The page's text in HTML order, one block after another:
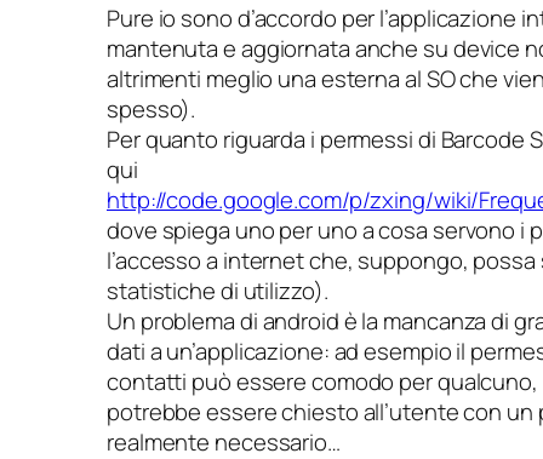
Pure io sono d’accordo per l’applicazione
mantenuta e aggiornata anche su device
altrimenti meglio una esterna al SO che
spesso).
Per quanto riguarda i permessi di Barcode
qui
http://code.google.com/p/zxing/wiki/
dove spiega uno per uno a cosa servono i
l’accesso a internet che, suppongo, possa
statistiche di utilizzo).
Un problema di android è la mancanza di
dati a un’applicazione: ad esempio il
contatti può essere comodo per
potrebbe essere chiesto all’utente con
realmente necessario…